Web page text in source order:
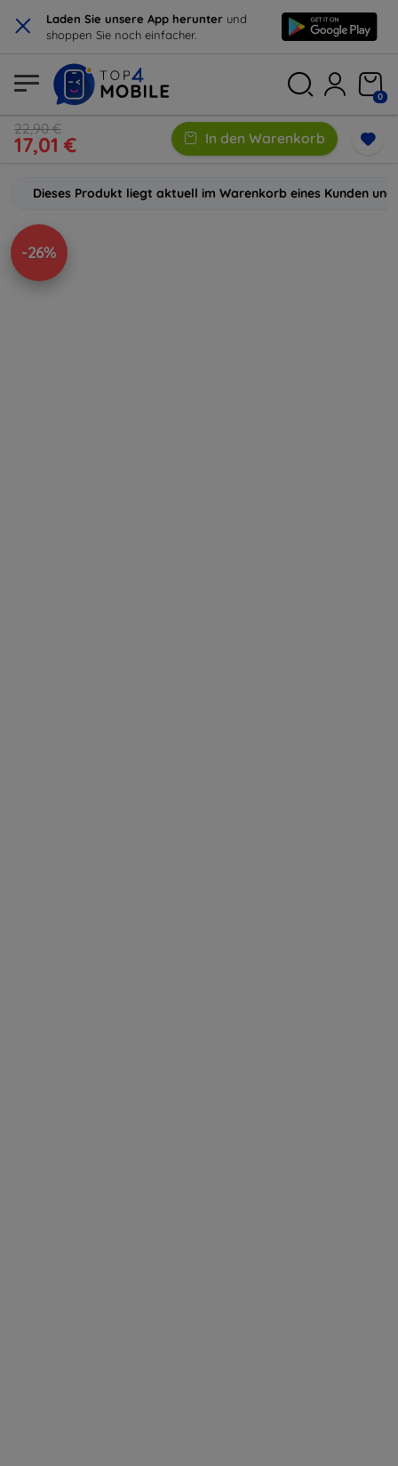
× Laden Sie unsere App herunter und
shoppen Sie noch einfacher.
0
22,90 €
17,01 € In den Warenkorb
Dieses Produkt liegt aktuell im Warenkorb eines Kunden
-26%